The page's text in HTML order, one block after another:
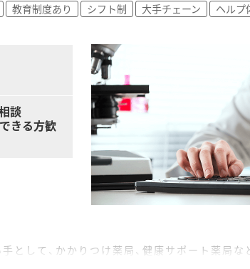
教育制度あり シフト制 大手チェーン
ヘルプ
談
きる方歓
して、かかりつけ薬局、健康サポート薬局な